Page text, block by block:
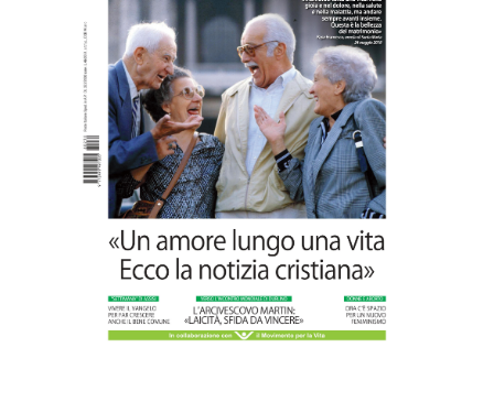
16 Luglio 2026 Commenti disabilitati
Carlo Casini, “giusto” perché testimone
della carità sociale
7 Agosto 2026 Commenti disabilitati